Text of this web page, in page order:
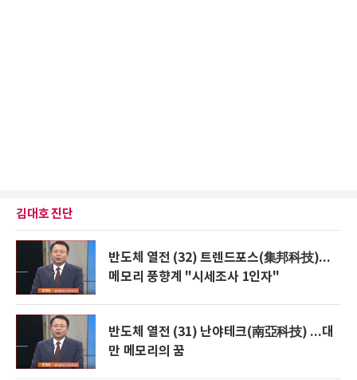
김대호 진단
반도체 열전 (32) 트렌드포스(集邦科技)...
메모리 풍향계 "시세조사 1인자"
반도체 열전 (31) 난야테크(南亞科技) ...대
만 메모리의 꿈